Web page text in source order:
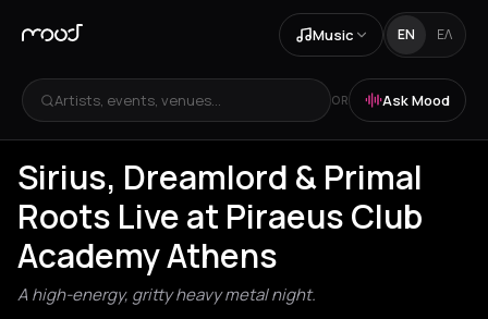
Music EN ΕΛ
Artists, events, venues... OR Ask Mood
Sirius, Dreamlord & Primal
Roots Live at Piraeus Club
Academy Athens
A high-energy, gritty heavy metal night.